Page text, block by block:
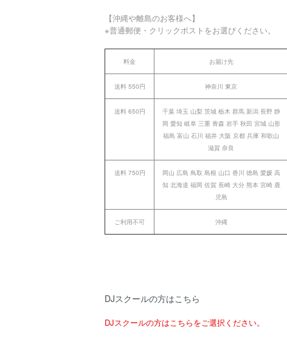
【沖縄や離島のお客様へ】
※普通郵便・クリックポストをお選びください。
料金 お届け先
送料 550円 神奈川 東京
送料 650円
千葉 埼玉 山梨 茨城 栃木 群馬 新潟 長野 静
岡 愛知 岐阜 三重 青森 岩手 秋田 宮城 山形
福島 富山 石川 福井 大阪 京都 兵庫 和歌山
滋賀 奈良
送料 750円
岡山 広島 鳥取 島根 山口 香川 徳島 愛媛 高
知 北海道 福岡 佐賀 長崎 大分 熊本 宮崎 鹿
児島
ご利用不可 沖縄
DJスクールの方はこちら
DJスクールの方はこちらをご選択ください。